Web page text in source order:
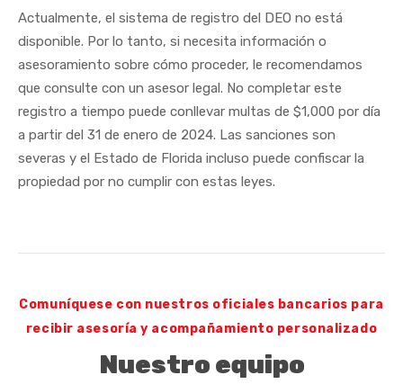
Actualmente, el sistema de registro del DEO no está
disponible. Por lo tanto, si necesita información o
asesoramiento sobre cómo proceder, le recomendamos
que consulte con un asesor legal. No completar este
registro a tiempo puede conllevar multas de $1,000 por día
a partir del 31 de enero de 2024. Las sanciones son
severas y el Estado de Florida incluso puede confiscar la
propiedad por no cumplir con estas leyes.
Comuníquese con nuestros oficiales bancarios para
recibir asesoría y acompañamiento personalizado
Nuestro equipo